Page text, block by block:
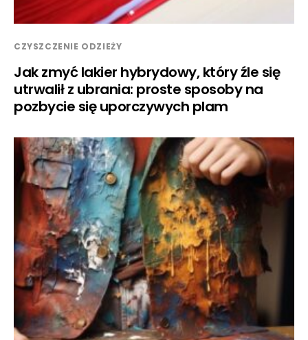
CZYSZCZENIE ODZIEŻY
Jak zmyć lakier hybrydowy, który źle się
utrwalił z ubrania: proste sposoby na
pozbycie się uporczywych plam